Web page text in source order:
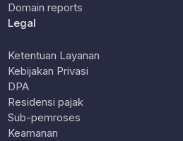
Domain reports
Legal
Ketentuan Layanan
Kebijakan Privasi
DPA
Residensi pajak
Sub-pemroses
Keamanan